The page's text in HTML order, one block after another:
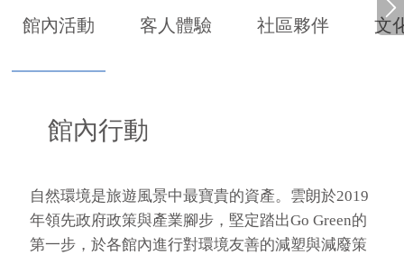
館內活動 客人體驗 社區夥伴 文
館內行動
自然環境是旅遊風景中最寶貴的資產。雲朗於2019
年領先政府政策與產業腳步，堅定踏出Go Green的
第一步，於各館內進行對環境友善的減塑與減廢策